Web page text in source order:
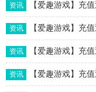
资讯 【爱趣游戏】充
资讯 【爱趣游戏】充
资讯 【爱趣游戏】充
资讯 【爱趣游戏】充